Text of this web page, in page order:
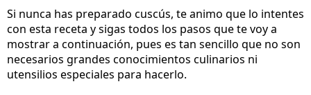
Si nunca has preparado cuscús, te animo que lo intentes
con esta receta y sigas todos los pasos que te voy a
mostrar a continuación, pues es tan sencillo que no son
necesarios grandes conocimientos culinarios ni
utensilios especiales para hacerlo.